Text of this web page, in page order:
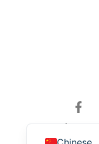
Copyright ©
English
Japanese